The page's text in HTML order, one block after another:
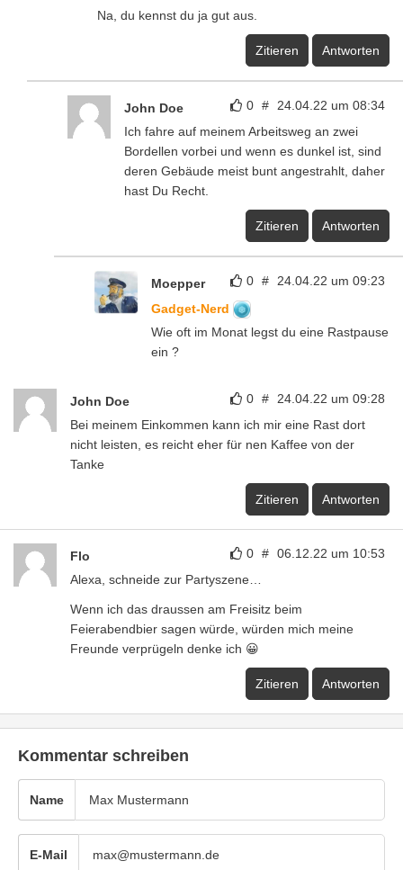
Na, du kennst du ja gut aus.
Zitieren Antworten
0 # 24.04.22 um 08:34
John Doe
Ich fahre auf meinem Arbeitsweg an zwei
Bordellen vorbei und wenn es dunkel ist, sind
deren Gebäude meist bunt angestrahlt, daher
hast Du Recht.
Zitieren Antworten
0 # 24.04.22 um 09:23
Moepper
Gadget-Nerd
Wie oft im Monat legst du eine Rastpause
ein ?
0 # 24.04.22 um 09:28
John Doe
Bei meinem Einkommen kann ich mir eine Rast dort
nicht leisten, es reicht eher für nen Kaffee von der
Tanke
Zitieren Antworten
0 # 06.12.22 um 10:53
Flo
Alexa, schneide zur Partyszene…
Wenn ich das draussen am Freisitz beim
Feierabendbier sagen würde, würden mich meine
Freunde verprügeln denke ich 😀
Zitieren Antworten
Kommentar schreiben
Name
E-Mail